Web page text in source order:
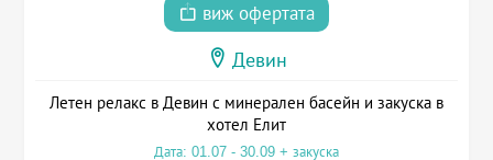
виж офертата
Девин
Летен релакс в Девин с минерален басейн и закуска в
хотел Елит
Дата: 01.07 - 30.09 + закуска